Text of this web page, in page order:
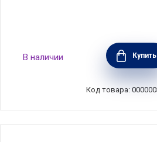
Кофейник френч-пресс La
нержавеющая
Великобритания,
В наличии Купить
Код товара: